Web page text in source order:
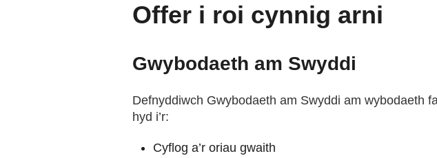
Offer i roi cynnig arni
Gwybodaeth am Swyddi
Defnyddiwch Gwybodaeth am Swyddi am wybodaeth
hyd i’r:
Cyflog a’r oriau gwaith